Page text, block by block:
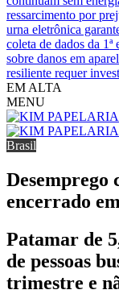
ressarcimento por
urna eletrônica
coleta de dados da 1ª
sobre danos em
resiliente requer
EM ALTA
MENU
Brasil
Desemprego
encerrado
Patamar de
de pessoas
trimestre e